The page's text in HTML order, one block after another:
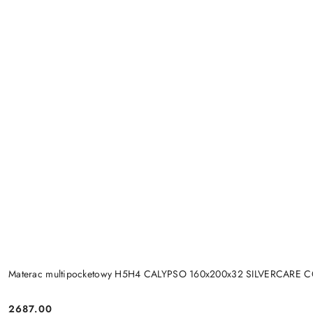
Materac multipocketowy H5H4 CALYPSO 160x200x32 SILVERCARE
2687.00